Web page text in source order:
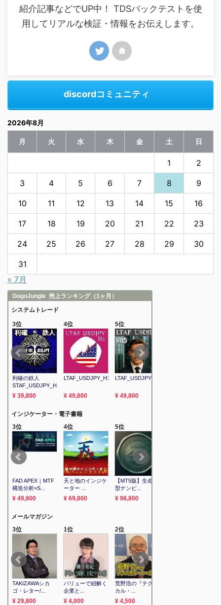
紹介記事などでUP中！ TDSバックテストを使
用してリアルな検証・情報をお伝えします。
discordコミュニティ
2026年8月
月 火 水 木 金 土 日
1 2
3 4 5 6 7 8 9
10 11 12 13 14 15 16
17 18 19 20 21 22 23
24 25 26 27 28 29 30
31
« 7月